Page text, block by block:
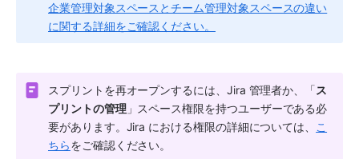
企業管理対象スペースとチーム管理対象スペースの違い
に関する詳細をご確認ください。
スプリントを再オープンするには、Jira 管理者か、「ス
プリントの管理」 スペース権限を持つユーザーである必
要があります。Jira における権限の詳細については、 こ
ちらをご確認ください。